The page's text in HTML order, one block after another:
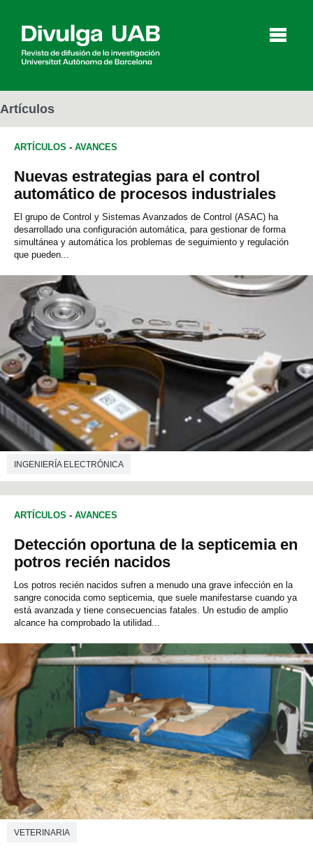
Artículos Entrevistas
Agenda
Artículos
ARTÍCULOS - AVANCES
Nuevas estrategias para el control
automático de procesos industriales
El grupo de Control y Sistemas Avanzados de Control (ASAC) ha
desarrollado una configuración automática, para gestionar de forma
simultánea y automática los problemas de seguimiento y regulación
que pueden...
INGENIERÍA ELECTRÓNICA
ARTÍCULOS - AVANCES
Detección oportuna de la septicemia en
potros recién nacidos
Los potros recién nacidos sufren a menudo una grave infección en la
sangre conocida como septicemia, que suele manifestarse cuando ya
está avanzada y tiene consecuencias fatales. Un estudio de amplio
alcance ha comprobado la utilidad...
VETERINARIA